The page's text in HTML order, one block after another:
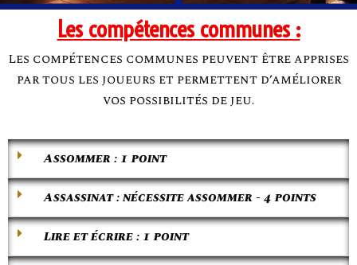
Les compétences communes :
Les compétences communes peuvent être apprises
par tous les joueurs et permettent d’améliorer
vos possibilités de jeu.
Assommer : 1 point
Assassinat : nécessite assommer - 4 points
Lire et écrire : 1 point